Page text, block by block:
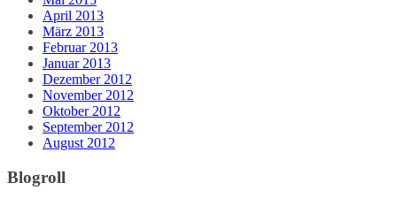
April 2013
März 2013
Februar 2013
Januar 2013
Dezember 2012
November 2012
Oktober 2012
September 2012
August 2012
Blogroll